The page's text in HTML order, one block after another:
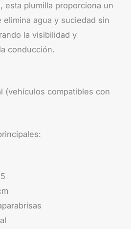
esta plumilla proporciona un
agua y suciedad sin
la visibilidad y
conducción.
(vehículos compatibles con